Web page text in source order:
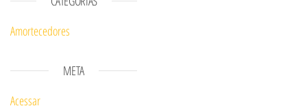
Amortecedores
META
Acessar